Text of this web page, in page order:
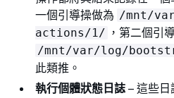
一個引導操做為 /mnt/
actions/1/ ，第二個引
/mnt/var/log/
此類推。
執行個體狀態日誌 – 這些日